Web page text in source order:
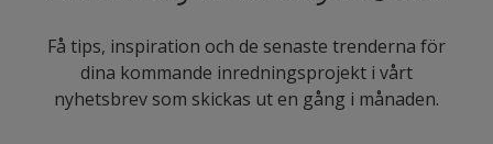
Få tips, inspiration och de senaste trenderna för
dina kommande inredningsprojekt i vårt
nyhetsbrev som skickas ut en gång i månaden.